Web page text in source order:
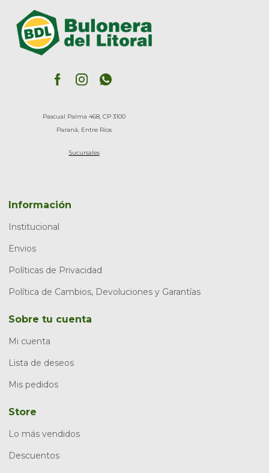
Pascual Palma 468, CP 3100
Paraná, Entre Rios
Sucursales
Información
Institucional
Envios
Políticas de Privacidad
Política de Cambios, Devoluciones y Garantías
Sobre tu cuenta
Mi cuenta
Lista de deseos
Mis pedidos
Store
Lo más vendidos
Descuentos